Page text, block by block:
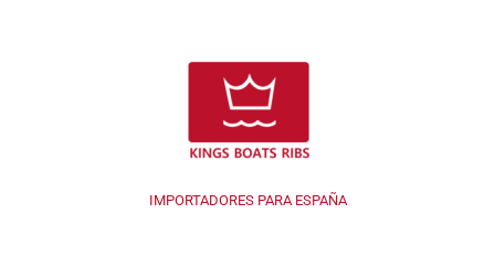
IMPORTADORES PARA ESPAÑA